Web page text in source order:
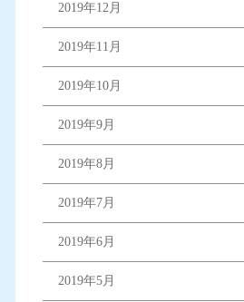
2019年12月
2019年11月
2019年10月
2019年9月
2019年8月
2019年7月
2019年6月
2019年5月